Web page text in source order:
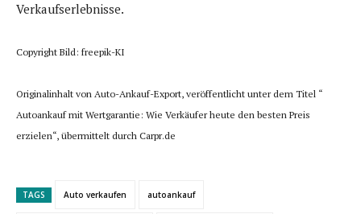
Verkaufserlebnisse.
Copyright Bild: freepik-KI
Originalinhalt von Auto-Ankauf-Export, veröffentlicht unter dem Titel “
Autoankauf mit Wertgarantie: Wie Verkäufer heute den besten Preis
erzielen“, übermittelt durch Carpr.de
TAGS Auto verkaufen autoankauf